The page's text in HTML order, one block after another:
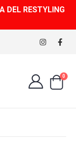
DEL RESTYLING
0